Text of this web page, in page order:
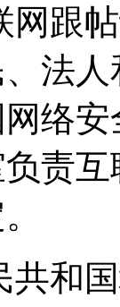
网跟
法
网络
责
共和